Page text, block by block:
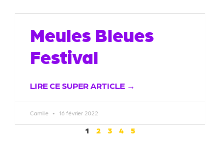
Meules Bleues
Festival
LIRE CE SUPER ARTICLE →
Camille 16 février 2022
1 2 3 4 5